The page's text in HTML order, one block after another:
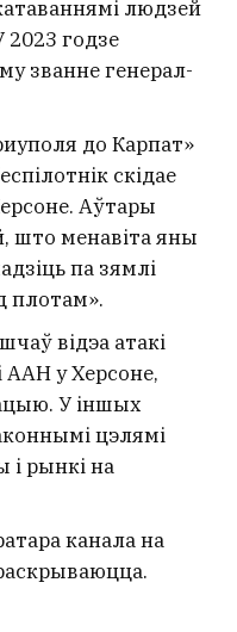
людзей
2023 годзе
званне генерал-
до Карпат»
скідае
Аўтары
што менавіта яны
па зямлі
плотам».
відэа атакі
ААН у Херсоне,
У іншых
цэлямі
і рынкі на
канала на
на продаж
кампанія
поліса
сябе ў
жаночыя
патлумачылі